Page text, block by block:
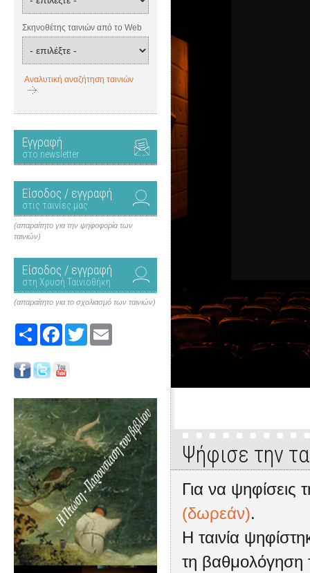
Σκηνοθέτης ταινιών από το Web
Αναλυτική αναζήτηση ταινιών
Εγγραφή
στο newsletter
Είσοδος / εγγραφή
στις ταινίες μας
(απαραίτητο για την ψηφοφορία των
ταινιών)
Είσοδος / εγγραφή
στη Χρυσή Ταινιοθήκη
(απαραίτητο για το σχολιασμό των ταινιών)
Share FacebookTwitter
Ψήφισε την
Για να ψηφίσεις
(δωρεάν).
Η ταινία
τη βαθμολόγηση